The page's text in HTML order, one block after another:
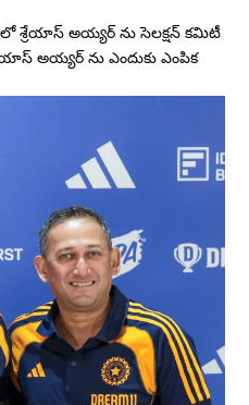
శ్రేయాస్ అయ్యర్ ను సెలక్షన్ కమిటీ
అయ్యర్ ను ఎందుకు ఎంపిక